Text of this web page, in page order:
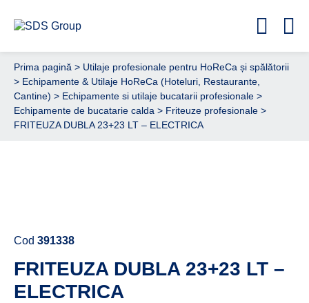
Prima pagină > Utilaje profesionale pentru HoReCa și spălătorii
> Echipamente & Utilaje HoReCa (Hoteluri, Restaurante,
Cantine) > Echipamente si utilaje bucatarii profesionale >
Echipamente de bucatarie calda > Friteuze profesionale >
FRITEUZA DUBLA 23+23 LT – ELECTRICA
Cod 391338
FRITEUZA DUBLA 23+23 LT –
ELECTRICA